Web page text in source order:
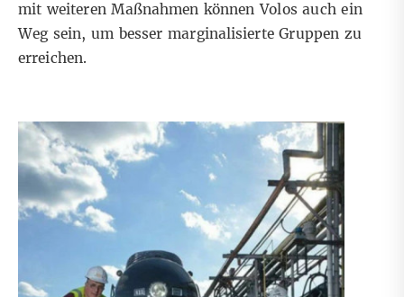
mit weiteren Maßnahmen können Volos auch ein
Weg sein, um besser marginalisierte Gruppen zu
erreichen.